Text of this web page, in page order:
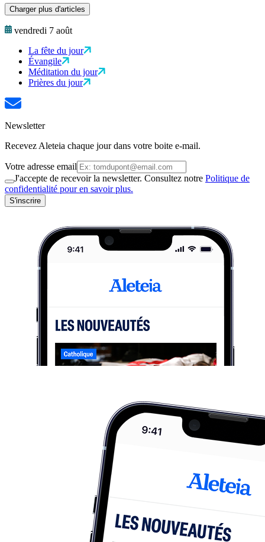
Charger plus d'articles
vendredi 7 août
La fête du jour
Évangile
Méditation du jour
Prières du jour
Newsletter
Recevez Aleteia chaque jour dans votre boite e-mail.
Votre adresse email
J'accepte de recevoir la newsletter. Consultez notre Politique de
confidentialité pour en savoir plus.
S'inscrire